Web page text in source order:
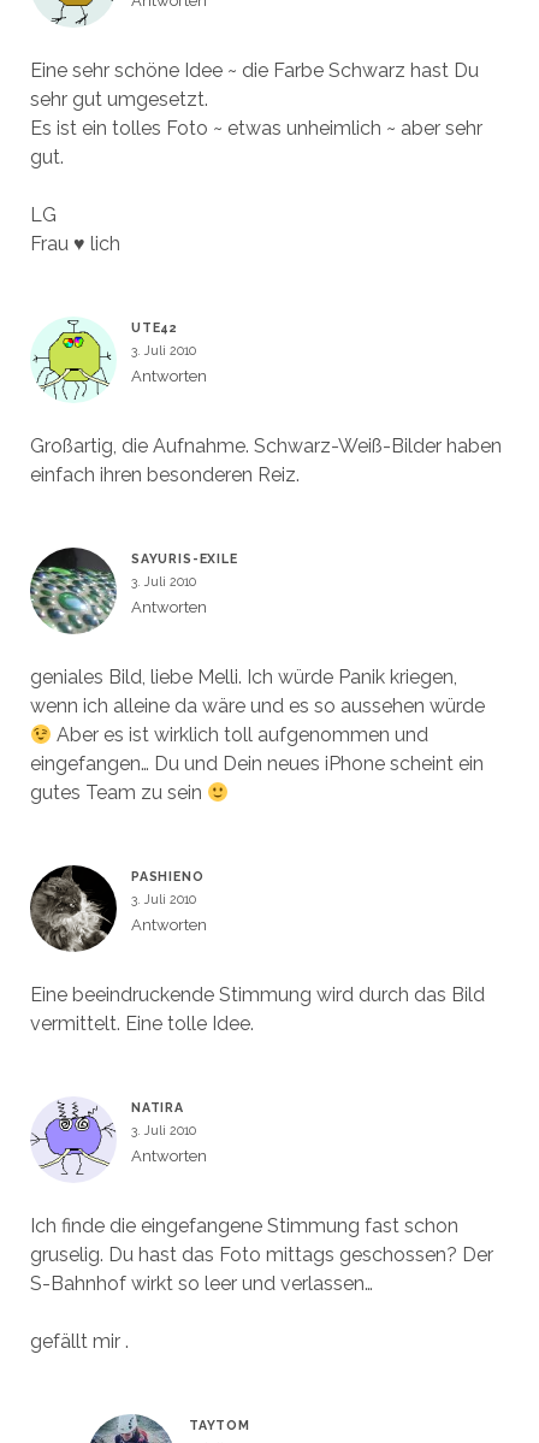
Eine sehr schöne Idee ~ die Farbe Schwarz hast Du
sehr gut umgesetzt.
Es ist ein tolles Foto ~ etwas unheimlich ~ aber sehr
gut.
LG
Frau ♥ lich
UTE42
3. Juli 2010
Antworten
Großartig, die Aufnahme. Schwarz-Weiß-Bilder haben
einfach ihren besonderen Reiz.
SAYURIS-EXILE
3. Juli 2010
Antworten
geniales Bild, liebe Melli. Ich würde Panik kriegen,
wenn ich alleine da wäre und es so aussehen würde
Aber es ist wirklich toll aufgenommen und
eingefangen… Du und Dein neues iPhone scheint ein
gutes Team zu sein
PASHIENO
3. Juli 2010
Antworten
Eine beeindruckende Stimmung wird durch das Bild
vermittelt. Eine tolle Idee.
NATIRA
3. Juli 2010
Antworten
Ich finde die eingefangene Stimmung fast schon
gruselig. Du hast das Foto mittags geschossen? Der
S-Bahnhof wirkt so leer und verlassen…
gefällt mir .
TAYTOM